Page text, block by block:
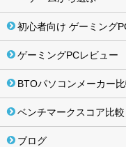
初心者向け ゲーミング
ゲーミングPCレビュー
BTOパソコンメーカー
ベンチマークスコア比較
ブログ